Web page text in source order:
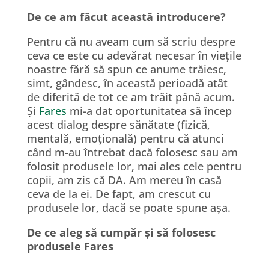
De ce am făcut această introducere?
Pentru că nu aveam cum să scriu despre
ceva ce este cu adevărat necesar în viețile
noastre fără să spun ce anume trăiesc,
simt, gândesc, în această perioadă atât
de diferită de tot ce am trăit până acum.
Și Fares mi-a dat oportunitatea să încep
acest dialog despre sănătate (fizică,
mentală, emoțională) pentru că atunci
când m-au întrebat dacă folosesc sau am
folosit produsele lor, mai ales cele pentru
copii, am zis că DA. Am mereu în casă
ceva de la ei. De fapt, am crescut cu
produsele lor, dacă se poate spune așa.
De ce aleg să cumpăr și să folosesc
produsele Fares